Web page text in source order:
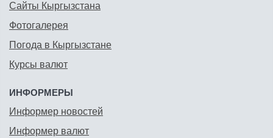
Сайты Кыргызстана
Фотогалерея
Погода в Кыргызстане
Курсы валют
ИНФОРМЕРЫ
Информер новостей
Информер валют